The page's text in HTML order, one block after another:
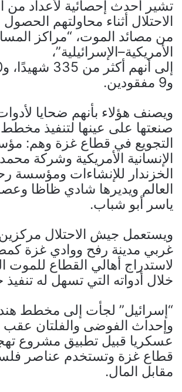
تشير أحدث إحصائية لأعداد
الاحتلال أثناء محاولتهم
من مصائد الموت، “مراكز
الأمريكية–الإسرائيلية”،
و9 مفقودين.
ويصنف هؤلاء بأنهم ضحايا
صنعتها على عينها لتنفيذ
التجويع في قطاع غزة وهم:
الإنسانية الأمريكية وشركة
الخزندار للإنشاءات ومؤسسة
العالم ويديرها شادي ظاظا
ياسر أبو شباب.
ويستعمل جيش الاحتلال
غربي مدينة رفح ووادي غزة
لاستدراج أهالي القطاع
خلال أدواته التي تسهل له تنفيذ
“إسرائيل” لجأت إلى مخطط
وإحداث الفوضى والفلتان عقب
عسكريا قبيل تطبيق مشروع
قطاع غزة وتستخدم عناصر
مقابل المال.